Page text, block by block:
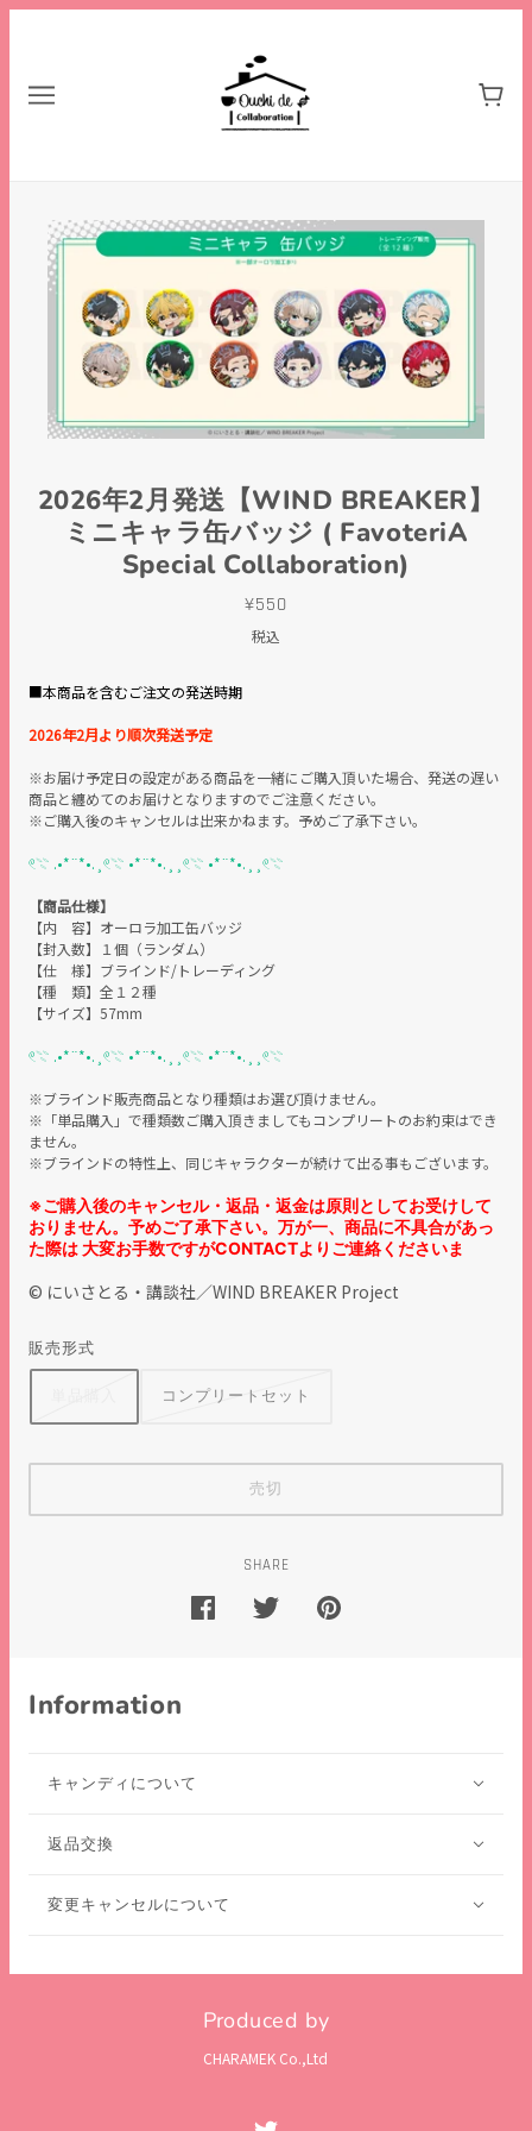
2026年2月発送【WIND BREAKER】
ミニキャラ缶バッジ ( FavoteriA
Special Collaboration)
¥550
税込
■本商品を含むご注文の発送時期
2026年2月より順次発送予定
※お届け予定日の設定がある商品を一緒にご購入頂いた場合、発送の遅い
商品と纏めてのお届けとなりますのでご注意ください。
※ご購入後のキャンセルは出来かねます。予めご了承下さい。
𓏲𓇢 .•*¨*•.¸𓏲𓇢 •*¨*•.¸¸𓏲𓇢 •*¨*•.¸¸𓏲𓇢
【商品仕様】
【内 容】オーロラ加工缶バッジ
【封入数】１個（ランダム）
【仕 様】ブラインド/トレーディング
【種 類】全１２種
【サイズ】57mm
𓏲𓇢 .•*¨*•.¸𓏲𓇢 •*¨*•.¸¸𓏲𓇢 •*¨*•.¸¸𓏲𓇢
※ブラインド販売商品となり種類はお選び頂けません。
※「単品購入」で種類数ご購入頂きましてもコンプリートのお約束はでき
ません。
※ブラインドの特性上、同じキャラクターが続けて出る事もございます。
※ご購入後のキャンセル・返品・返金は原則としてお受けして
おりません。予めご了承下さい。万が一、商品に不具合があっ
た際は 大変お手数ですがCONTACTよりご連絡くださいま
© にいさとる・講談社／WIND BREAKER Project
販売形式
コンプリートセット
売切
SHARE
Information
キャンディについて
返品交換
変更キャンセルについて
Produced by
CHARAMEK Co.,Ltd